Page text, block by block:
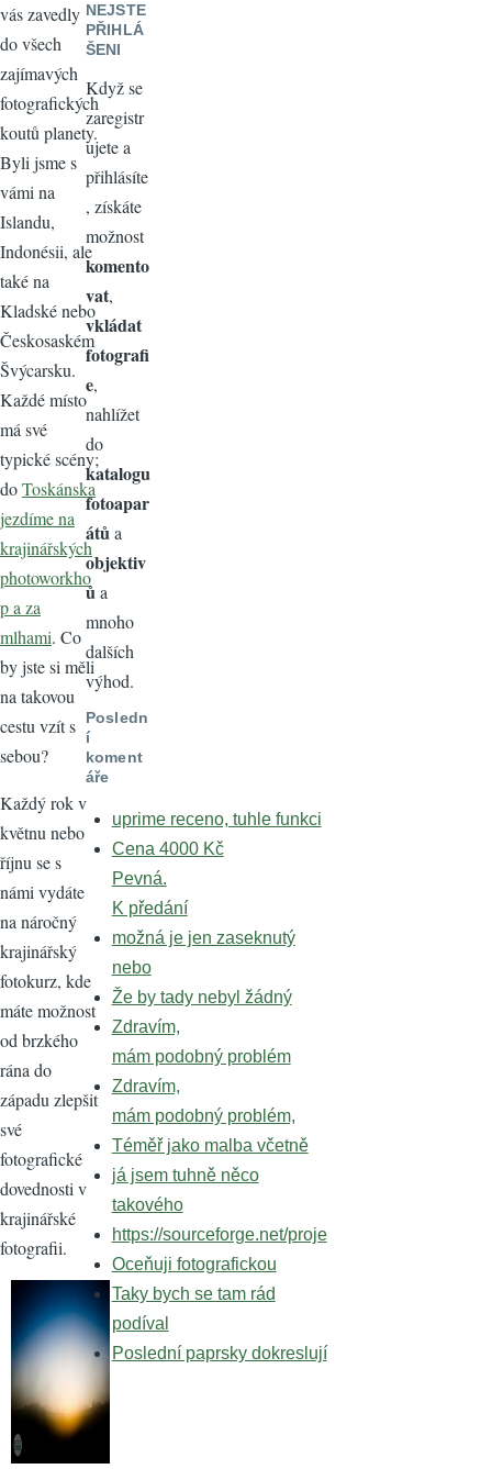
vás zavedly
do všech
zajímavých
fotografických
koutů planety.
Byli jsme s
vámi na
Islandu,
Indonésii, ale
také na
Kladské nebo
Českosaském
Švýcarsku.
Každé místo
má své
typické scény;
doToskánska
jezdíme na
krajinářských
photoworkho
p a za
mlhami. Co
by jste si měli
na takovou
cestu vzít s
sebou?
Každý rok v
květnu nebo
říjnu se s
námi vydáte
na náročný
krajinářský
fotokurz, kde
máte možnost
od brzkého
rána do
západu zlepšit
své
fotografické
dovednosti v
krajinářské
fotografii.
NEJSTE
PŘIHLÁ
ŠENI
Když se
zaregistr
ujete a
přihlásíte
, získáte
možnost
komento
vat,
vkládat
fotografi
e,
nahlížet
do
katalogu
fotoapar
átů a
objektiv
ů a
mnoho
dalších
výhod.
Posledn
í
koment
áře
uprime receno, tuhle funkci
Cena 4000 Kč
Pevná.
K předání
možná je jen zaseknutý
nebo
Že by tady nebyl žádný
Zdravím,
mám podobný problém
Zdravím,
mám podobný problém,
Téměř jako malba včetně
já jsem tuhně něco
takového
https://sourceforge.net/proje
Oceňuji fotografickou
Taky bych se tam rád
podíval
Poslední paprsky dokreslují